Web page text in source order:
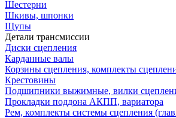
Шестерни
Шкивы, шпонки
Щупы
Детали трансмиссии
Диски сцепления
Карданные валы
Корзины сцепления, комплекты
Крестовины
Подшипники выжимные, вилки
Прокладки поддона АКПП, вариатора
Рем, комплекты системы сцепления